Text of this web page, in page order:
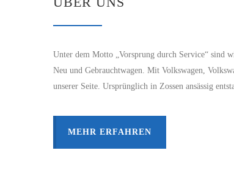
Unter dem Motto „Vorsprung durch Service“ sind
Neu und Gebrauchtwagen. Mit Volkswagen,
unserer Seite. Ursprünglich in Zossen ansässig
MEHR ERFAHREN